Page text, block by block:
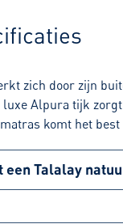
zich door zijn
Alpura tijk
komt het
Talalay